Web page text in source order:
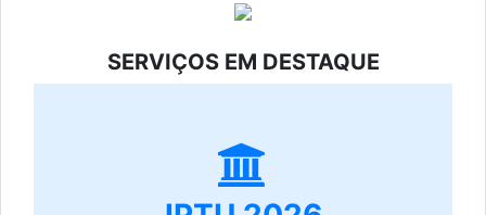
SERVIÇOS EM DESTAQUE